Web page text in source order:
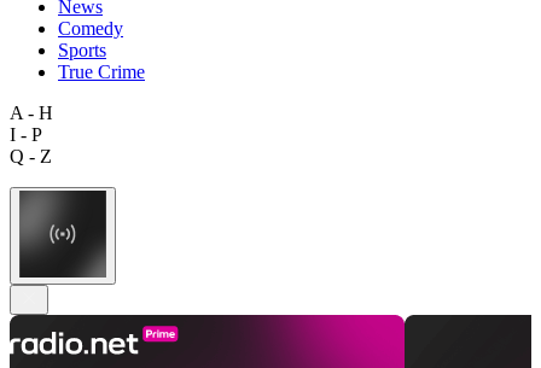
News
Comedy
Sports
True Crime
A - H
I - P
Q - Z